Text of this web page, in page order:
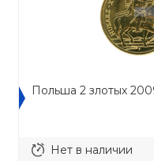
Польша 2 злотых
Нет в наличии